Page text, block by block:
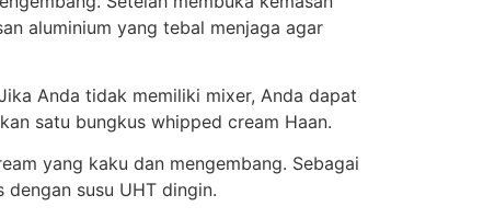
aluminium yang tebal menjaga agar
Anda tidak memiliki mixer, Anda dapat
satu bungkus whipped cream Haan.
yang kaku dan mengembang. Sebagai
susu UHT dingin.